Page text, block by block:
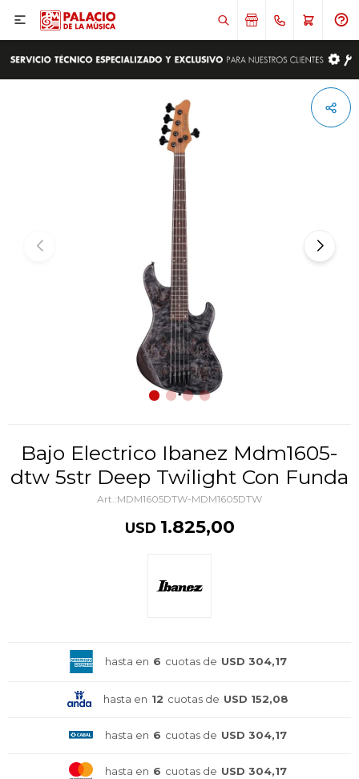

Bajo Electrico Ibanez Mdm1605-
dtw 5str Deep Twilight Con Funda
MDM1605DTW-MDM1605DTW
USD 1.825,00
hasta en 6 cuotas de USD 304,17
hasta en 12 cuotas de USD 152,08
hasta en 6 cuotas de USD 304,17
hasta en 6 cuotas de USD 304,17